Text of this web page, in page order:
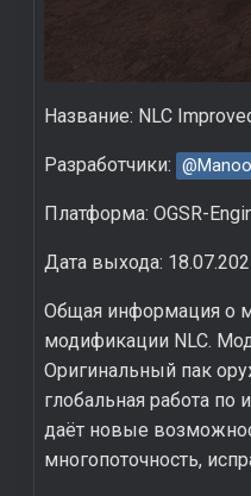
Название: NLC
Разработчики: @Manool
Платформа: OGSR-
Дата выхода:
Общая информация о
модификации NLC.
Оригинальный пак
глобальная работа
даёт новые
многопоточность,